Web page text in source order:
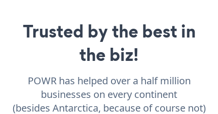
Trusted by the best in
the biz!
POWR has helped over a half million
businesses on every continent
(besides Antarctica, because of course not)